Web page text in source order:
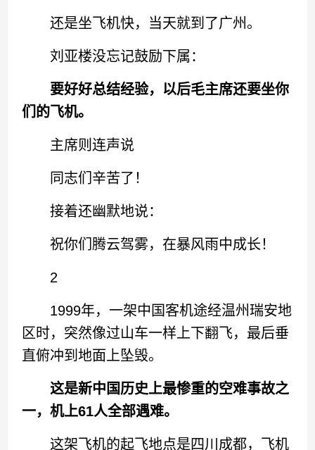
还是坐飞机快，当天就到了广州。
刘亚楼没忘记鼓励下属：
要好好总结经验，以后毛主席还要坐你
们的飞机。
主席则连声说
同志们辛苦了！
接着还幽默地说：
祝你们腾云驾雾，在暴风雨中成长！
2
1999年，一架中国客机途经温州瑞安地
区时，突然像过山车一样上下翻飞，最后垂
直俯冲到地面上坠毁。
这是新中国历史上最惨重的空难事故之
一，机上61人全部遇难。
这架飞机的起飞地点是四川成都，飞机